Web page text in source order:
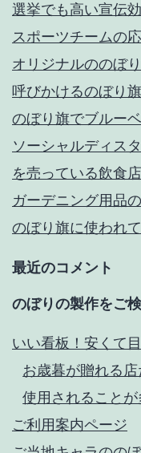
選挙でも高い宣伝
スポーツチームの
オリジナルののぼ
呼びかけるのぼり
のぼり旗でブルー
ソーシャルディス
を売っている飲食
ガーデニング用品
のぼり旗に使われ
最近のコメント
のぼりの製作をご
いい看板！安くて
お歳暮が贈れる
使用されること
ご利用案内ページ